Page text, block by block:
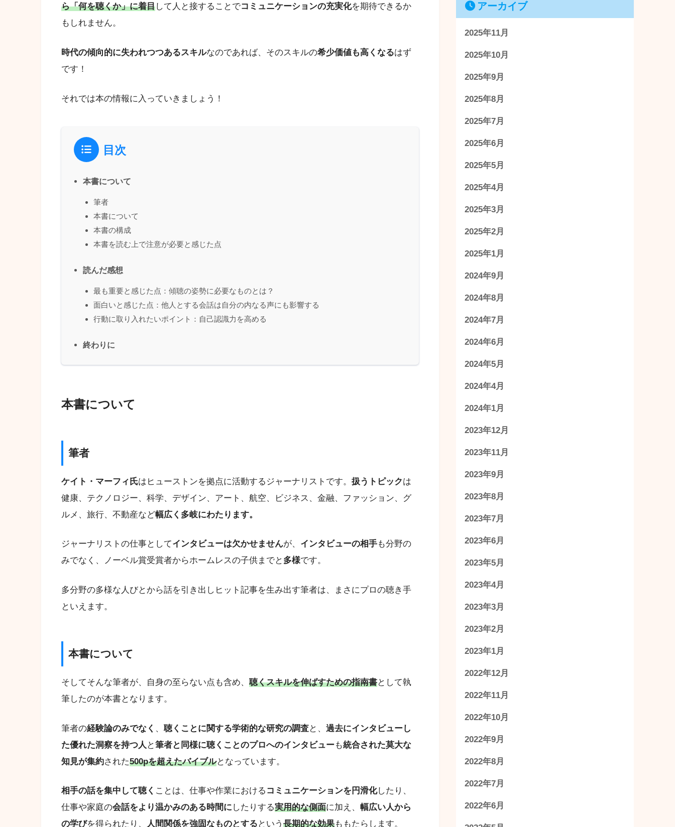
ら「何を聴くか」に着目して人と接することでコミュニケーションの充実化を期待できるか
もしれません。
時代の傾向的に失われつつあるスキルなのであれば、そのスキルの希少価値も高くなるはず
です！
それでは本の情報に入っていきましょう！
目次
本書について
筆者
本書について
本書の構成
本書を読む上で注意が必要と感じた点
読んだ感想
最も重要と感じた点：傾聴の姿勢に必要なものとは？
面白いと感じた点：他人とする会話は自分の内なる声にも影響する
行動に取り入れたいポイント：自己認識力を高める
終わりに
本書について
筆者
ケイト・マーフィ氏はヒューストンを拠点に活動するジャーナリストです。 扱うトピックは
健康、テクノロジー、科学、デザイン、アート、航空、ビジネス、金融、ファッション、グ
ルメ、旅行、不動産など幅広く多岐にわたります。
ジャーナリストの仕事としてインタビューは欠かせませんが、 インタビューの相手も分野の
みでなく、ノーベル賞受賞者からホームレスの子供までと 多様です。
多分野の多様な人びとから話を引き出しヒット記事を生み出す筆者は、まさにプロの聴き手
といえます。
本書について
そしてそんな筆者が、自身の至らない点も含め、 聴くスキルを伸ばすための指南書として執
筆したのが本書となります。
筆者の経験論のみでなく 、 聴くことに関する学術的な研究の調査と、 過去にインタビューし
た優れた洞察を持つ人 と筆者と同様に聴くことのプロへのインタビューも統合された莫大な
知見が集約された500pを超えたバイブルとなっています。
相手の話を集中して聴く ことは、仕事や作業における コミュニケーションを円滑化したり、
仕事や家庭の会話をより温かみのある時間に したりする実用的な側面に加え、 幅広い人から
の学びを得られたり、 人間関係を強固なものとする という 長期的な効果ももたらします。
アーカイブ
2025年11月
2025年10月
2025年9月
2025年8月
2025年7月
2025年6月
2025年5月
2025年4月
2025年3月
2025年2月
2025年1月
2024年9月
2024年8月
2024年7月
2024年6月
2024年5月
2024年4月
2024年1月
2023年12月
2023年11月
2023年9月
2023年8月
2023年7月
2023年6月
2023年5月
2023年4月
2023年3月
2023年2月
2023年1月
2022年12月
2022年11月
2022年10月
2022年9月
2022年8月
2022年7月
2022年6月